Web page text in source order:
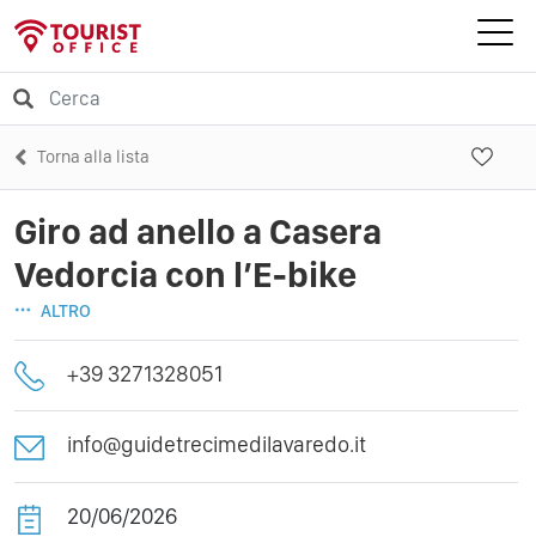
Torna alla lista
Giro ad anello a Casera
Vedorcia con l’E-bike
ALTRO
+39 3271328051
info@guidetrecimedilavaredo.it
20/06/2026